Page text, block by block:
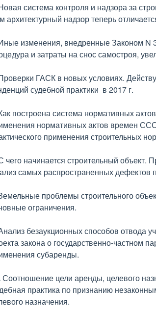
система контроля и надзора за
архитектурный надзор теперь
изменения, внедренные Законом N
и затраты на снос самостроя,
ГАСК в новых условиях.
судебной практики в 2017 г.
построена система нормативных
нормативных актов времен
применения строительных
чего начинается строительный объект.
самых распространенных дефектов
проблемы строительного
ограничения.
безаукционных способов отвода
закона о государственно-частном
субаренды.
Соотношение цели аренды, целевого
практика по признанию
назначения.